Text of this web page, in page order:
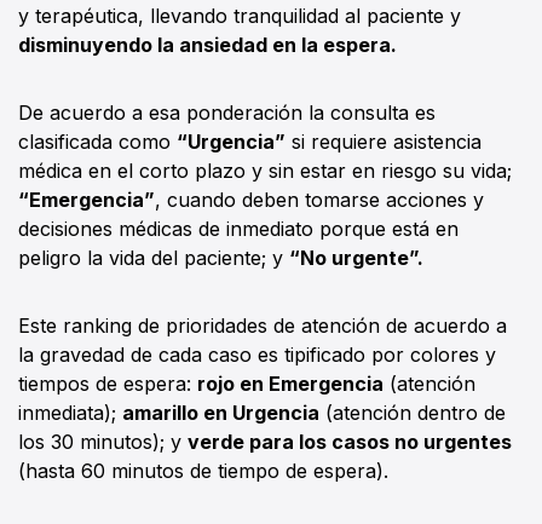
y terapéutica, llevando tranquilidad al paciente y
disminuyendo la ansiedad en la espera.
De acuerdo a esa ponderación la consulta es
clasificada como “Urgencia” si requiere asistencia
médica en el corto plazo y sin estar en riesgo su vida;
“Emergencia”, cuando deben tomarse acciones y
decisiones médicas de inmediato porque está en
peligro la vida del paciente; y “No urgente”.
Este ranking de prioridades de atención de acuerdo a
la gravedad de cada caso es tipificado por colores y
tiempos de espera: rojo en Emergencia (atención
inmediata); amarillo en Urgencia (atención dentro de
los 30 minutos); y verde para los casos no urgentes
(hasta 60 minutos de tiempo de espera).